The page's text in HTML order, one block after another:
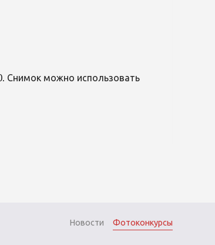
Снимок можно использовать
Новости Фотоконкурсы